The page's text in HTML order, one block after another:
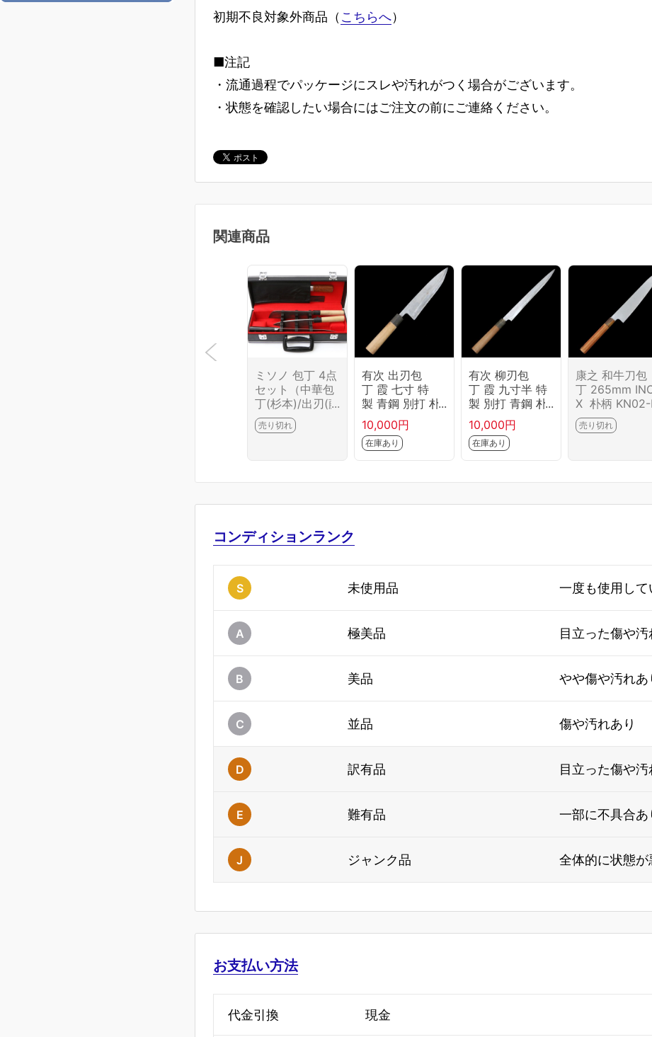
初期不良対象外商品（ こちらへ）
■注記
・流通過程でパッケージにスレや汚れがつく場合がございます。
・状態を確認したい場合にはご注文の前にご連絡ください。
関連商品
ミソノ 包丁 4点
セット（中華包
丁(杉本)/出刃(藤
次郎)/薄刃(藤次
郎)/牛刀） CA0
売り切れ
有次 出刃包
丁 霞 七寸 特
製 青鋼 別打 朴
柄 KN02-B6644
-2L1D
10,000円
在庫あり
有次 柳刃包
丁 霞 九寸半 特
製 別打 青鋼 朴
柄 KN02-B6672
-2L1B
10,000円
在庫あり
康之 和牛刀包
丁 265mm
X 朴柄 KN02-
6643-2L1D
売り切れ
コンディションランク
S 未使用品 一度も使用して
A 極美品 目立った傷や汚
B 美品 やや傷や汚れあ
C 並品 傷や汚れあり
D 訳有品 目立った傷や汚
E 難有品 一部に不具合あ
J ジャンク品 全体的に状態が
お支払い方法
代金引換 現金